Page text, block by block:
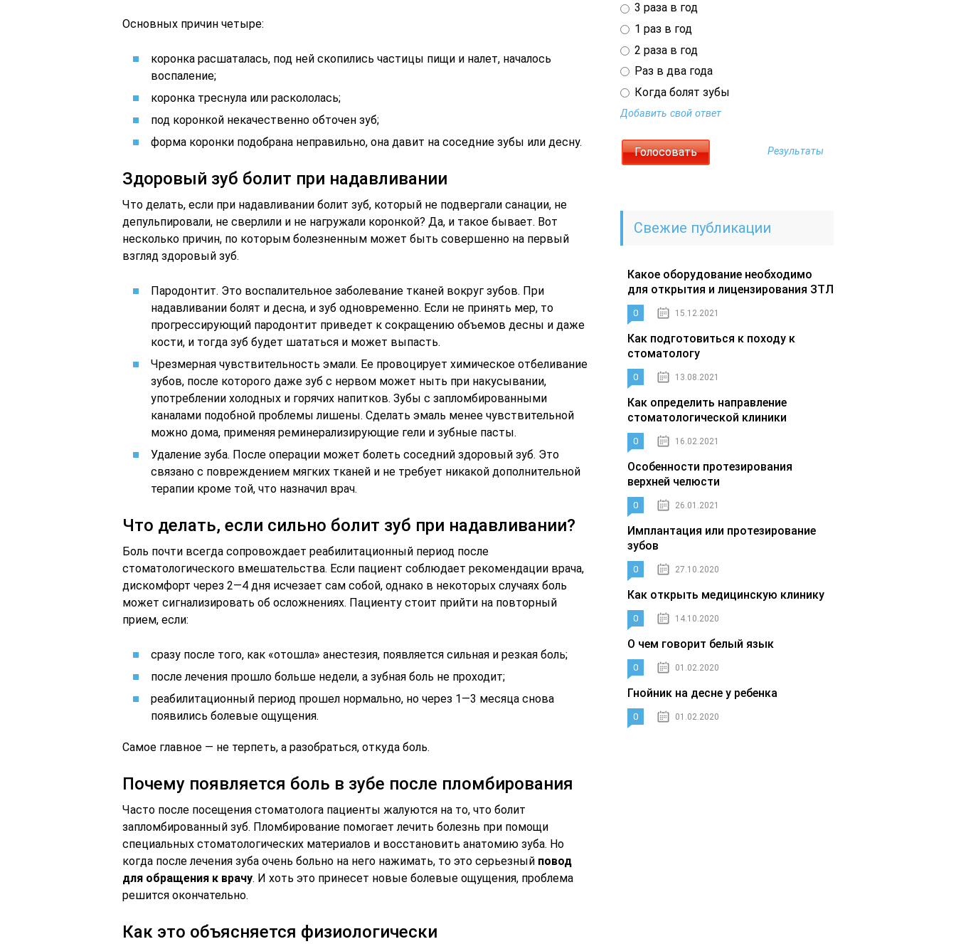
Основных причин четыре:
коронка расшаталась, под ней скопились частицы пищи и налет, началось
воспаление;
коронка треснула или раскололась;
под коронкой некачественно обточен зуб;
форма коронки подобрана неправильно, она давит на соседние зубы или десну.
Здоровый зуб болит при надавливании
Что делать, если при надавливании болит зуб, который не подвергали санации, не
депульпировали, не сверлили и не нагружали коронкой? Да, и такое бывает. Вот
несколько причин, по которым болезненным может быть совершенно на первый
взгляд здоровый зуб.
Пародонтит. Это воспалительное заболевание тканей вокруг зубов. При
надавливании болят и десна, и зуб одновременно. Если не принять мер, то
прогрессирующий пародонтит приведет к сокращению объемов десны и даже
кости, и тогда зуб будет шататься и может выпасть.
Чрезмерная чувствительность эмали. Ее провоцирует химическое отбеливание
зубов, после которого даже зуб с нервом может ныть при накусывании,
употреблении холодных и горячих напитков. Зубы с запломбированными
каналами подобной проблемы лишены. Сделать эмаль менее чувствительной
можно дома, применяя реминерализирующие гели и зубные пасты.
Удаление зуба. После операции может болеть соседний здоровый зуб. Это
связано с повреждением мягких тканей и не требует никакой дополнительной
терапии кроме той, что назначил врач.
Что делать, если сильно болит зуб при надавливании?
Боль почти всегда сопровождает реабилитационный период после
стоматологического вмешательства. Если пациент соблюдает рекомендации врача,
дискомфорт через 2—4 дня исчезает сам собой, однако в некоторых случаях боль
может сигнализировать об осложнениях. Пациенту стоит прийти на повторный
прием, если:
сразу после того, как «отошла» анестезия, появляется сильная и резкая боль;
после лечения прошло больше недели, а зубная боль не проходит;
реабилитационный период прошел нормально, но через 1—3 месяца снова
появились болевые ощущения.
Самое главное — не терпеть, а разобраться, откуда боль.
Почему появляется боль в зубе после пломбирования
Часто после посещения стоматолога пациенты жалуются на то, что болит
запломбированный зуб. Пломбирование помогает лечить болезнь при помощи
специальных стоматологических материалов и восстановить анатомию зуба. Но
когда после лечения зуба очень больно на него нажимать, то это серьезный повод
для обращения к врачу. И хоть это принесет новые болевые ощущения, проблема
решится окончательно.
Как это объясняется физиологически
3 раза в год
1 раз в год
2 раза в год
Раз в два года
Когда болят зубы
Добавить свой ответ
Результаты
Свежие публикации
Какое оборудование необходимо
для открытия и лицензирования ЗТЛ
0 15.12.2021
Как подготовиться к походу к
стоматологу
0 13.08.2021
Как определить направление
стоматологической клиники
0 16.02.2021
Особенности протезирования
верхней челюсти
0 26.01.2021
Имплантация или протезирование
зубов
0 27.10.2020
Как открыть медицинскую клинику
0 14.10.2020
О чем говорит белый язык
0 01.02.2020
Гнойник на десне у ребенка
0 01.02.2020